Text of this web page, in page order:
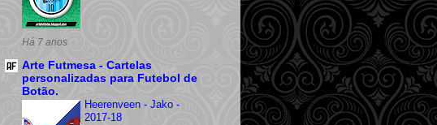
Há 7 anos
Arte Futmesa - Cartelas
personalizadas para Futebol de
Botão.
Heerenveen - Jako -
2017-18